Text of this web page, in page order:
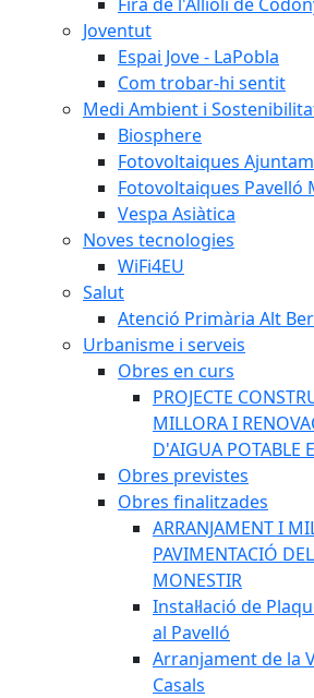
Joventut
Espai Jove - LaPobla
Com trobar-hi sentit
Medi Ambient i
Biosphere
Fotovoltaiques
Fotovoltaiques Pavelló
Vespa Asiàtica
Noves tecnologies
WiFi4EU
Salut
Atenció Primària Alt
Urbanisme i serveis
Obres en curs
PROJECTE
MILLORA I
D'AIGUA POTABLE
Obres previstes
Obres finalitzades
ARRANJAMENT I
PAVIMENTACIÓ
MONESTIR
Instal·lació de
al Pavelló
Arranjament de la
Casals